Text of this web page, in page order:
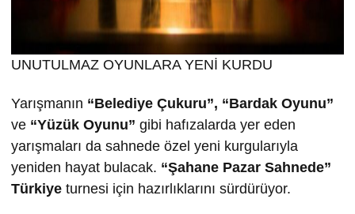
UNUTULMAZ OYUNLARA YENİ KURDU
Yarışmanın “Belediye Çukuru”, “Bardak Oyunu”
ve “Yüzük Oyunu” gibi hafızalarda yer eden
yarışmaları da sahnede özel yeni kurgularıyla
yeniden hayat bulacak. “Şahane Pazar Sahnede”
Türkiye turnesi için hazırlıklarını sürdürüyor.